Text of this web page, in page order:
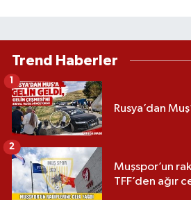
Trend Haberler
Rusya’dan
Muşspor’un
TFF’den ağır
2